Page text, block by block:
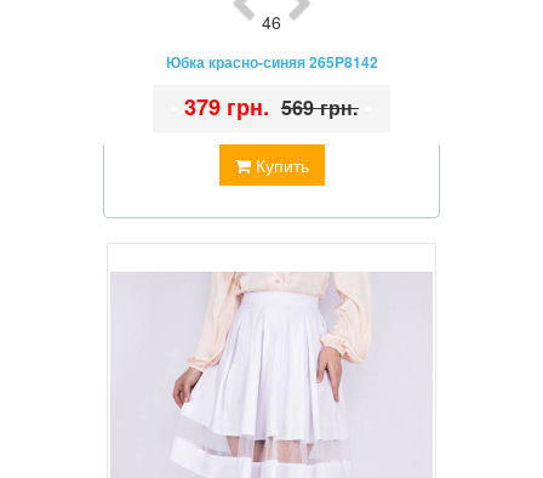
46
Юбка красно-синяя 265P8142
Купить
379 грн. 569 грн.